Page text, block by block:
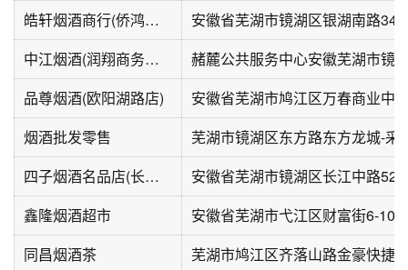
皓轩烟酒商行(侨鸿凤凰花园店)
安徽省芜湖市镜湖区银湖南路34
中江烟酒(润翔商务中心店)
品尊烟酒(欧阳湖路店)
烟酒批发零售
芜湖市镜湖区东方路东方龙城-采
四子烟酒名品店(长江中路店)
安徽省芜湖市镜湖区长江中路52-
鑫隆烟酒超市
安徽省芜湖市弋江区财富街6-103
同昌烟酒茶